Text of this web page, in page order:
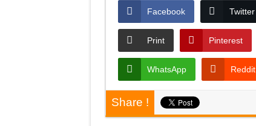
Facebook Twitter
Print Pinterest
WhatsApp Reddit
Share !